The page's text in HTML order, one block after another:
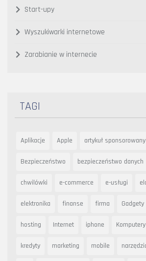
Start-upy
Wyszukiwarki internetowe
Zarabianie w internecie
TAGI
Aplikacje Apple artykuł sponsorowany
Bezpieczeństwo bezpieczeństwo danych
chwilówki e-commerce e-usługi
elektronika finanse firma Gadgety
hosting Internet iphone Komputery
kredyty marketing mobile